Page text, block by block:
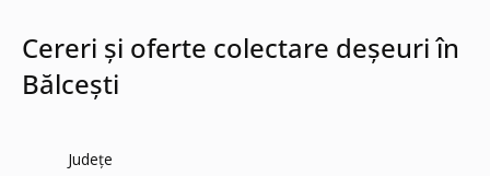
Cereri și oferte colectare deșeuri în
Bălceşti
Județe